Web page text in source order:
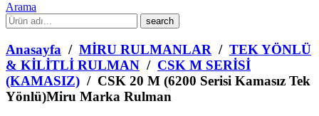
Arama
What
are
you
looking
for?
Anasayfa / MİRU RULMANLAR / TEK YÖNLÜ
& KİLİTLİ RULMAN / CSK M SERİSİ
(KAMASIZ) / CSK 20 M (6200 Serisi Kamasız Tek
Yönlü)Miru Marka Rulman